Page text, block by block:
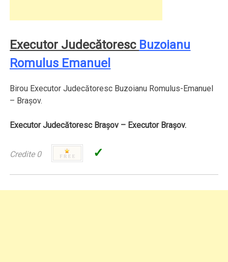
Executor Judecătoresc Buzoianu
Romulus Emanuel
Birou Executor Judecătoresc Buzoianu Romulus-Emanuel
– Braşov.
Executor Judecătoresc Braşov – Executor Braşov.
Credite 0 ✓